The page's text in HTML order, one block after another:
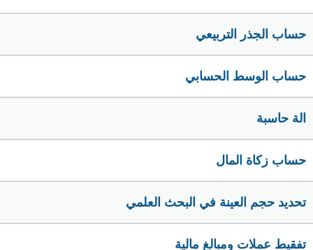
حساب الجذر التربيعي
حساب الوسط الحسابي
الة حاسبة
حساب زكاة المال
تحديد حجم العينة في البحث العلمي
تفقيط عملات ومبالغ مالية